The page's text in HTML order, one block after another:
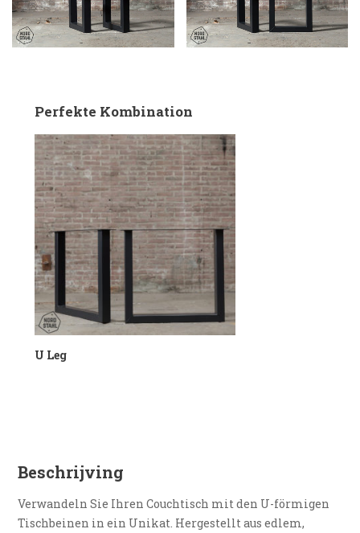
Perfekte Kombination
U Leg
Beschrijving
Verwandeln Sie Ihren Couchtisch mit den U-förmigen
Tischbeinen in ein Unikat. Hergestellt aus edlem,